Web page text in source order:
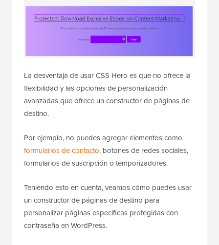
La desventaja de usar CSS Hero es que no ofrece la
flexibilidad y las opciones de personalización
avanzadas que ofrece un constructor de páginas de
destino.
Por ejemplo, no puedes agregar elementos como
formularios de contacto, botones de redes sociales,
formularios de suscripción o temporizadores.
Teniendo esto en cuenta, veamos cómo puedes usar
un constructor de páginas de destino para
personalizar páginas específicas protegidas con
contraseña en WordPress.